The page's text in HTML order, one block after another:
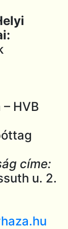
HVB
címe:
u. 2.